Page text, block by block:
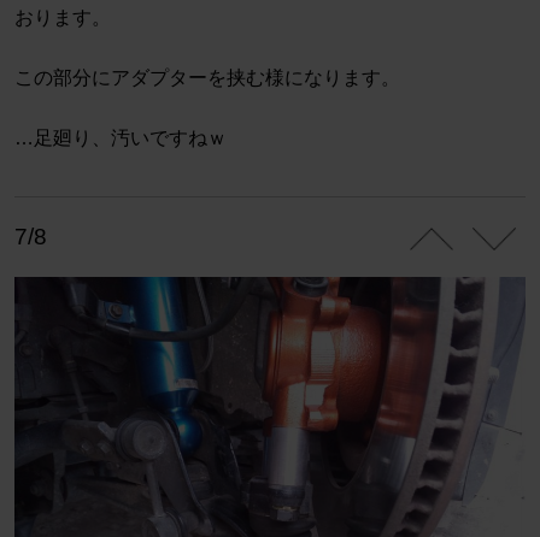
おります。
この部分にアダプターを挟む様になります。
…足廻り、汚いですねｗ
7/8